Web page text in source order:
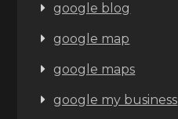
google blog
google map
google maps
google my business